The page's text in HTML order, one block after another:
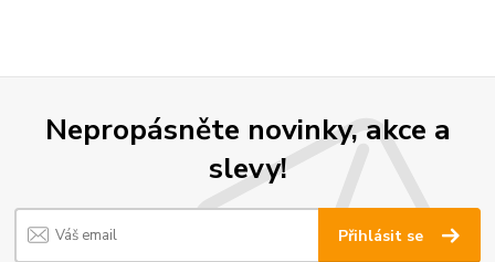
Nepropásněte novinky, akce a
slevy!
Přihlásit se